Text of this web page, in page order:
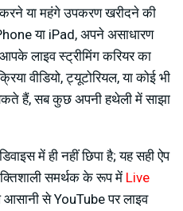
या महंगे उपकरण खरीदने की
या iPad, अपने असाधारण
लाइव स्ट्रीमिंग करियर का
वीडियो, ट्यूटोरियल, या कोई भी
हैं, सब कुछ अपनी हथेली में साझा
में ही नहीं छिपा है; यह सही ऐप
समर्थक के रूप में Live
से YouTube पर लाइव